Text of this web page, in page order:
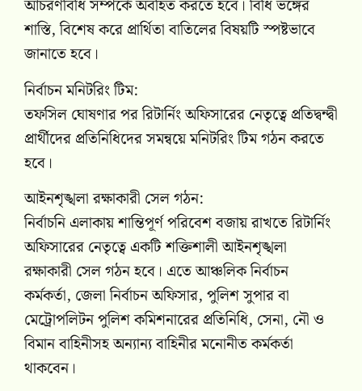
আচরণবিধি সম্পর্কে অবহিত করতে হবে। বিধি ভঙ্গের
শাস্তি, বিশেষ করে প্রার্থিতা বাতিলের বিষয়টি স্পষ্টভাবে
জানাতে হবে।
নির্বাচন মনিটরিং টিম:
তফসিল ঘোষণার পর রিটার্নিং অফিসারের নেতৃত্বে প্রতিদ্বন্দ্বী
প্রার্থীদের প্রতিনিধিদের সমন্বয়ে মনিটরিং টিম গঠন করতে
হবে।
আইনশৃঙ্খলা রক্ষাকারী সেল গঠন:
নির্বাচনি এলাকায় শান্তিপূর্ণ পরিবেশ বজায় রাখতে রিটার্নিং
অফিসারের নেতৃত্বে একটি শক্তিশালী আইনশৃঙ্খলা
রক্ষাকারী সেল গঠন হবে। এতে আঞ্চলিক নির্বাচন
কর্মকর্তা, জেলা নির্বাচন অফিসার, পুলিশ সুপার বা
মেট্রোপলিটন পুলিশ কমিশনারের প্রতিনিধি, সেনা, নৌ ও
বিমান বাহিনীসহ অন্যান্য বাহিনীর মনোনীত কর্মকর্তা
থাকবেন।